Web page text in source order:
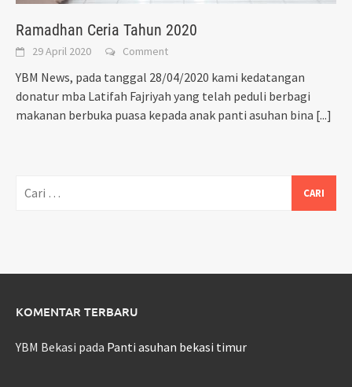
Ramadhan Ceria Tahun 2020
29 April 2020 Comment
YBM News, pada tanggal 28/04/2020 kami kedatangan
donatur mba Latifah Fajriyah yang telah peduli berbagi
makanan berbuka puasa kepada anak panti asuhan bina [...]
untuk:
KOMENTAR TERBARU
YBM Bekasi pada Panti asuhan bekasi timur